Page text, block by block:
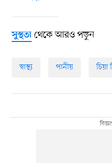
সুস্থতাথেকে আরও পড়ুন
স্বাস্থ্য পানীয় চিয়া